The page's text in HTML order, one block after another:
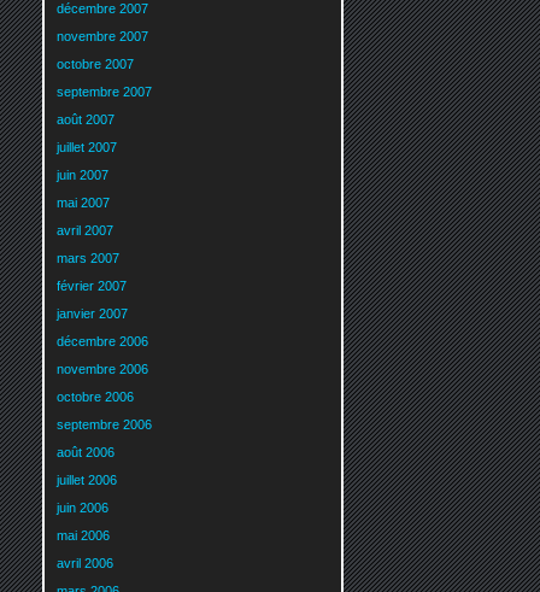
décembre 2007
novembre 2007
octobre 2007
septembre 2007
août 2007
juillet 2007
juin 2007
mai 2007
avril 2007
mars 2007
février 2007
janvier 2007
décembre 2006
novembre 2006
octobre 2006
septembre 2006
août 2006
juillet 2006
juin 2006
mai 2006
avril 2006